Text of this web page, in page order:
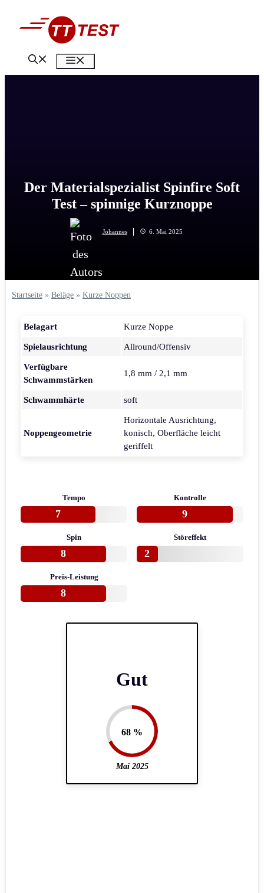
Inhalt
Der Materialspezialist Spinfire Soft
Test – spinnige Kurznoppe
Johannes 6. Mai 2025
Startseite » Beläge » Kurze Noppen
Belagart Kurze Noppe
Spielausrichtung Allround/Offensiv
Verfügbare
Schwammstärken
1,8 mm / 2,1 mm
Schwammhärte soft
Noppengeometrie
Horizontale Ausrichtung,
konisch, Oberfläche leicht
geriffelt
Tempo
7
Kontrolle
9
Spin
8
Störeffekt
2
Preis-Leistung
8
Gut
68 %
Mai 2025